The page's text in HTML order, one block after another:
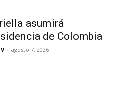
asumirá
de Colombia
- agosto 7, 2026